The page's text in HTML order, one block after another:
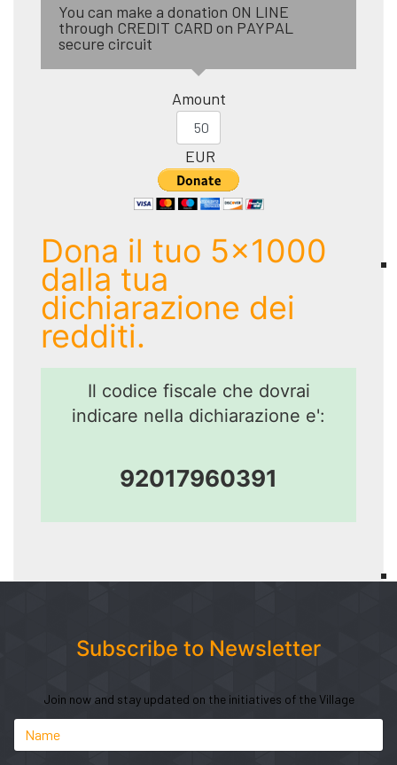
You can make a donation ON LINE
through CREDIT CARD on PAYPAL
secure circuit
Amount
EUR
Dona il tuo 5x1000
dalla tua
dichiarazione dei
redditi.
Il codice fiscale che dovrai
indicare nella dichiarazione e':
92017960391
Subscribe to Newsletter
Join now and stay updated on the initiatives of the Village